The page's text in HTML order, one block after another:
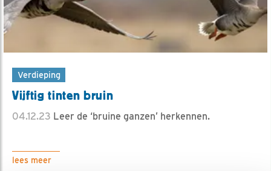
Verdieping
Vijftig tinten bruin
04.12.23 Leer de ‘bruine ganzen’ herkennen.
lees meer